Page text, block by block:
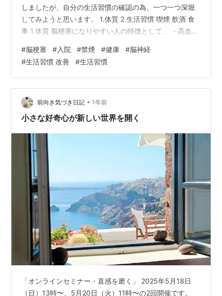
しましたが、自分の生活習慣の確認の為、一つ一つ深堀
してみようと思います。 1.体質 2.生活習慣 喫煙 飲酒 食
事 1.体質 脳梗塞になりやすい人の特徴として、 ・高血圧
らしいです。 私はこの３つの体質いずれも当てはまりま
せんが、父親が糖尿病予備軍とは聞いており、再発防止
の為、今後は注意が必要ではあります。血液検査では今
のところ数値的にも問題はないらしいです。 2.生活習慣
喫煙 タバコは大好きでめっちゃ吸っていました。喫煙歴
も長かったこ…
#脳梗塞 #入院 #禁煙 #健康 #脳神経
#生活習慣 改善 #生活習慣
前向き気づき日記 • 1年前
小さな好奇心が新しい世界を開く
「オンラインセミナー・直感を磨く」 2025年5月18日
（日）13時〜、5月20日（火）11時〜の2回開催です。